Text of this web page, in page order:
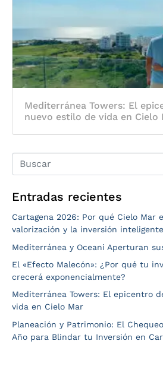
Mediterránea Towers: El
nuevo estilo de vida en Cielo
Entradas recientes
Cartagena 2026: Por qué Cielo Mar
valorización y la inversión inteligente
Mediterránea y Oceani Aperturan
El «Efecto Malecón»: ¿Por qué tu
crecerá exponencialmente?
Mediterránea Towers: El epicentro
vida en Cielo Mar
Planeación y Patrimonio: El
Año para Blindar tu Inversión en